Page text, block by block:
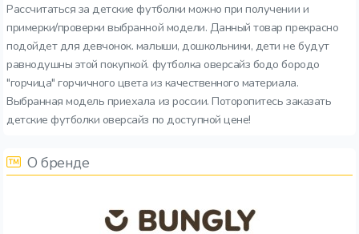
Рассчитаться за детские футболки можно при получении и
примерки/проверки выбранной модели. Данный товар прекрасно
подойдет для девчонок. малыши, дошкольники, дети не будут
равнодушны этой покупкой. футболка оверсайз бодо бородо
"горчица" горчичного цвета из качественного материала.
Выбранная модель приехала из россии. Поторопитесь заказать
детские футболки оверсайз по доступной цене!
О бренде